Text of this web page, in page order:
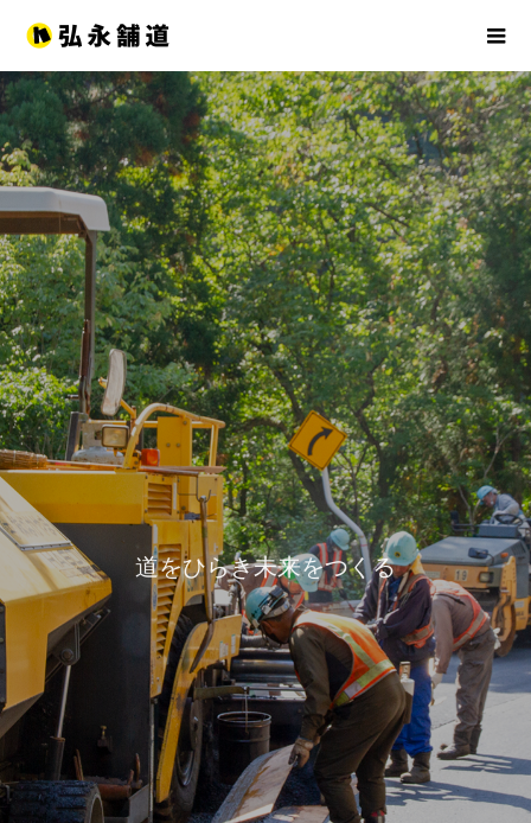
道をひらき未来をつくる